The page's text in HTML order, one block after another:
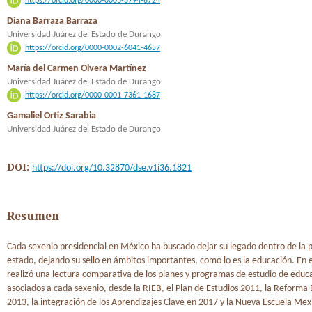
Diana Barraza Barraza
Universidad Juárez del Estado de Durango
https://orcid.org/0000-0002-6041-4657
María del Carmen Olvera Martínez
Universidad Juárez del Estado de Durango
https://orcid.org/0000-0001-7361-1687
Gamaliel Ortiz Sarabia
Universidad Juárez del Estado de Durango
DOI: https://doi.org/10.32870/dse.v1i36.1821
Resumen
Cada sexenio presidencial en México ha buscado dejar su legado dentro de la
estado, dejando su sello en ámbitos importantes, como lo es la educación. En
realizó una lectura comparativa de los planes y programas de estudio de
asociados a cada sexenio, desde la RIEB, el Plan de Estudios 2011, la Reforma
2013, la integración de los Aprendizajes Clave en 2017 y la Nueva Escuela